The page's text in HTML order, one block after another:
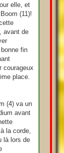
elle, et
(11)!
avant de
fin
courageux
place.
(4) va un
avant
la corde,
là lors de